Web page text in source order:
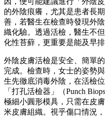
的外陰痕癢，尤其是患者長
善，若醫生在檢查時發現外
織化驗。透過活檢，醫生不
化性苔蘚，更重要是能及早
外陰皮膚活檢是安全、簡單
完成。檢查時，女士的姿勢
生先徹底消毒外陰，在活檢
「打孔活檢器」（Punch
極細小圓形模具，只需在皮
米皮膚組織。視乎傷口情況